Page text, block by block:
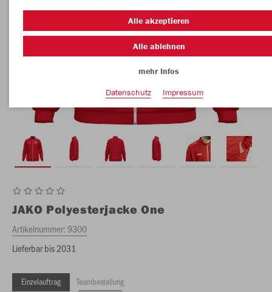
JAKO Polyesterjacke One
Artikelnummer:9300
Lieferbar bis 2031
Einzelauftrag Teambestellung
Alle akzeptieren
Alle ablehnen
mehr Infos
Datenschutz
Impressum